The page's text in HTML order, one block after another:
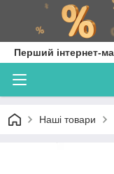
Перший інтернет-
Наші товари